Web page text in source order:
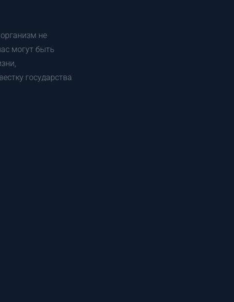
не
могут быть
государства